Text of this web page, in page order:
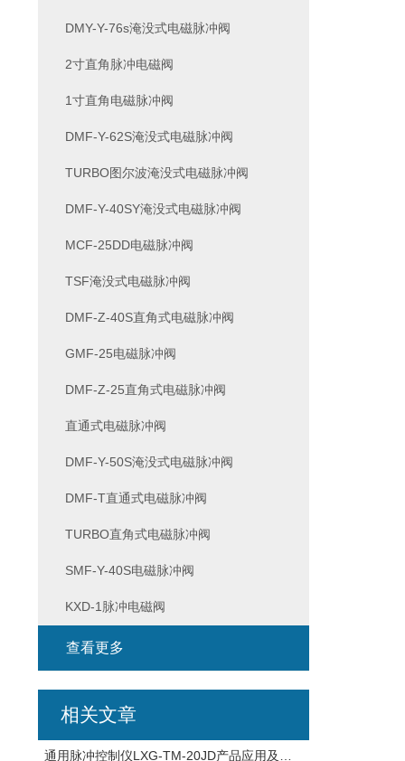
DMY-Y-76s淹没式电磁脉冲阀
2寸直角脉冲电磁阀
1寸直角电磁脉冲阀
DMF-Y-62S淹没式电磁脉冲阀
TURBO图尔波淹没式电磁脉冲阀
DMF-Y-40SY淹没式电磁脉冲阀
MCF-25DD电磁脉冲阀
TSF淹没式电磁脉冲阀
DMF-Z-40S直角式电磁脉冲阀
GMF-25电磁脉冲阀
DMF-Z-25直角式电磁脉冲阀
直通式电磁脉冲阀
DMF-Y-50S淹没式电磁脉冲阀
DMF-T直通式电磁脉冲阀
TURBO直角式电磁脉冲阀
SMF-Y-40S电磁脉冲阀
KXD-1脉冲电磁阀
查看更多
相关文章